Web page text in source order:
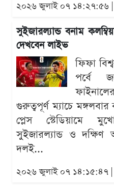
২০২৬ জুলাই ০৭ ১৪:২৭:৫৬
সুইজারল্যান্ড বনাম
দেখবেন লাইভ
ফিফা
পর্বে
গুরুত্বপূর্ণ ম্যাচে মঙ্গলবার
প্লেস স্টেডিয়ামে
সুইজারল্যান্ড ও দক্ষিণ
দলই...
২০২৬ জুলাই ০৭ ১৪:১৫:৪৭